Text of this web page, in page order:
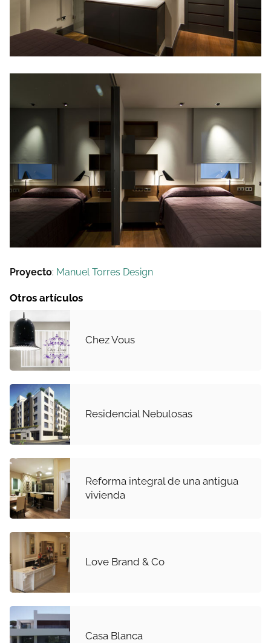
Proyecto: Manuel Torres Design
Otros artículos
Chez Vous
Residencial Nebulosas
Reforma integral de una antigua
vivienda
Love Brand & Co
Casa Blanca